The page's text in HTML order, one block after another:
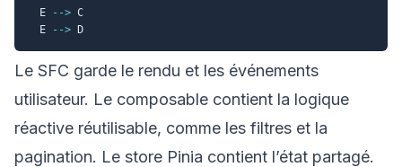
  E
--> C
  E
-->
Le SFC garde le rendu et les événements
utilisateur. Le composable contient la logique
réactive réutilisable, comme les filtres et la
pagination. Le store Pinia contient l’état partagé.